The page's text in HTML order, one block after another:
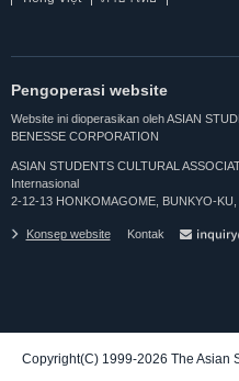
Pengoperasi website
Website ini dioperasikan oleh ASIAN
BENESSE CORPORATION
ASIAN STUDENTS CULTURAL
Internasional
2-12-13 HONKOMAGOME, BUNKYO-
Konsep website Kontak
Copyright(C) 1999-2026 The Asian